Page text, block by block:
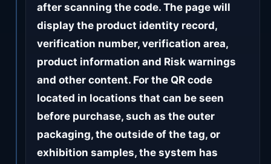
after scanning the code. The page will
display the product identity record,
verification number, verification area,
product information and Risk warnings
and other content. For the QR code
located in locations that can be seen
before purchase, such as the outer
packaging, the outside of the tag, or
exhibition samples, the system has